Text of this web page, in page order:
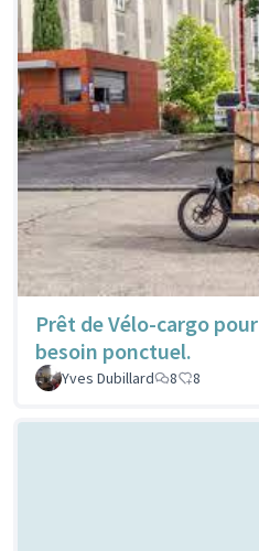
Prêt de Vélo-cargo pour
besoin ponctuel.
Yves Dubillard
8 8